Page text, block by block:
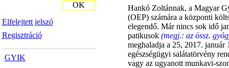
Elfelejtett jelszó
Regisztráció
OK
GYIK
Hankó Zoltánnak, a Magyar
(OEP) számára a központi
elegendő. Már nincs sok idő
patikusok (megj.: az össz.
meghaladja a 25, 2017.
egészségügyi salátatörvény
vagy az ugyanott munkavi-